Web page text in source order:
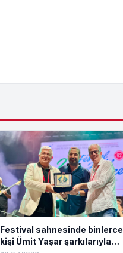
Festival sahnesinde binlerce
kişi Ümit Yaşar şarkılarıyla